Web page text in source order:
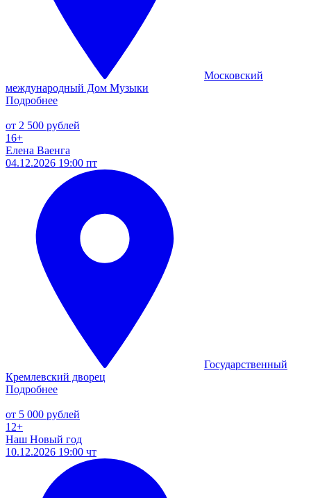
Московский
международный Дом Музыки
Подробнее
от 2 500 рублей
16+
Елена Ваенга
04.12.2026 19:00 пт
Государственный
Кремлевский дворец
Подробнее
от 5 000 рублей
12+
Наш Новый год
10.12.2026 19:00 чт